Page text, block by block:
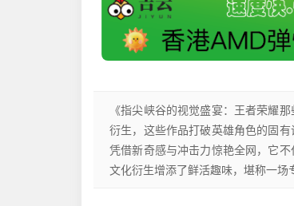
《指尖峡谷的视觉盛宴：王者荣耀
衍生，这些作品打破英雄角色的固
凭借新奇感与冲击力惊艳全网，它
文化衍生增添了鲜活趣味，堪称一场